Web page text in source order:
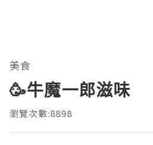
美食
🥳牛魔一郎滋味
瀏覽次數:8898